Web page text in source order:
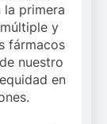
la primera
y
fármacos
nuestro
en